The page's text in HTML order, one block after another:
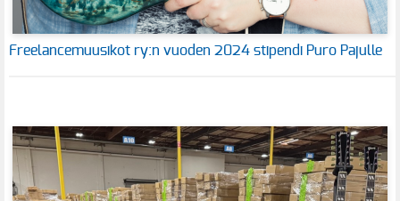
Freelancemuusikot ry:n vuoden 2024 stipendi Puro Pajulle